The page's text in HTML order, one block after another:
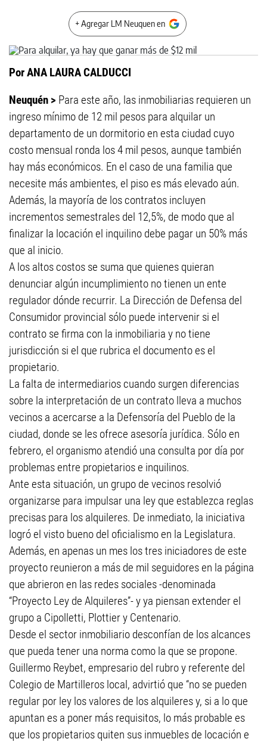
+ Agregar LM Neuquen en
Por ANA LAURA CALDUCCI
Neuquén > Para este año, las inmobiliarias requieren un
ingreso mínimo de 12 mil pesos para alquilar un
departamento de un dormitorio en esta ciudad cuyo
costo mensual ronda los 4 mil pesos, aunque también
hay más económicos. En el caso de una familia que
necesite más ambientes, el piso es más elevado aún.
Además, la mayoría de los contratos incluyen
incrementos semestrales del 12,5%, de modo que al
finalizar la locación el inquilino debe pagar un 50% más
que al inicio.
A los altos costos se suma que quienes quieran
denunciar algún incumplimiento no tienen un ente
regulador dónde recurrir. La Dirección de Defensa del
Consumidor provincial sólo puede intervenir si el
contrato se firma con la inmobiliaria y no tiene
jurisdicción si el que rubrica el documento es el
propietario.
La falta de intermediarios cuando surgen diferencias
sobre la interpretación de un contrato lleva a muchos
vecinos a acercarse a la Defensoría del Pueblo de la
ciudad, donde se les ofrece asesoría jurídica. Sólo en
febrero, el organismo atendió una consulta por día por
problemas entre propietarios e inquilinos.
Ante esta situación, un grupo de vecinos resolvió
organizarse para impulsar una ley que establezca reglas
precisas para los alquileres. De inmediato, la iniciativa
logró el visto bueno del oficialismo en la Legislatura.
Además, en apenas un mes los tres iniciadores de este
proyecto reunieron a más de mil seguidores en la página
que abrieron en las redes sociales -denominada
“Proyecto Ley de Alquileres”- y ya piensan extender el
grupo a Cipolletti, Plottier y Centenario.
Desde el sector inmobiliario desconfían de los alcances
que pueda tener una norma como la que se propone.
Guillermo Reybet, empresario del rubro y referente del
Colegio de Martilleros local, advirtió que “no se pueden
regular por ley los valores de los alquileres y, si a lo que
apuntan es a poner más requisitos, lo más probable es
que los propietarios quiten sus inmuebles de locación e